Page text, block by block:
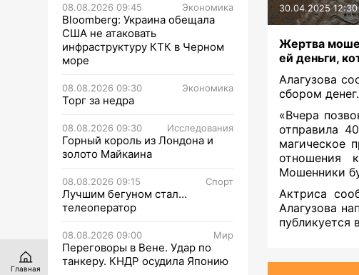
08.08.2026 09:45 Экономика
Bloomberg: Украина обещала
США не атаковать
инфраструктуру КТК в Черном
море
08.08.2026 09:30 Экономика
Торг за недра
08.08.2026 09:30 Исследования
Горный король из Лондона и
золото Майкаина
08.08.2026 09:15 Спорт
Лучшим бегуном стал…
телеоператор
08.08.2026 09:00 Мир
Переговоры в Вене. Удар по
танкеру. КНДР осудила Японию
30.04.2025 12:30
Жертва
ей деньги,
Алагузова
сбором денег.
«Вчера
отправила
магическое
отношения
Мошенники
Актриса
Алагузова
публикуется
Главная